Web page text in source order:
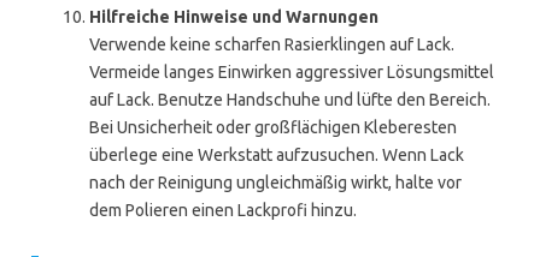
Hilfreiche Hinweise und Warnungen
Verwende keine scharfen Rasierklingen auf Lack.
Vermeide langes Einwirken aggressiver Lösungsmittel
auf Lack. Benutze Handschuhe und lüfte den Bereich.
Bei Unsicherheit oder großflächigen Kleberesten
überlege eine Werkstatt aufzusuchen. Wenn Lack
nach der Reinigung ungleichmäßig wirkt, halte vor
dem Polieren einen Lackprofi hinzu.